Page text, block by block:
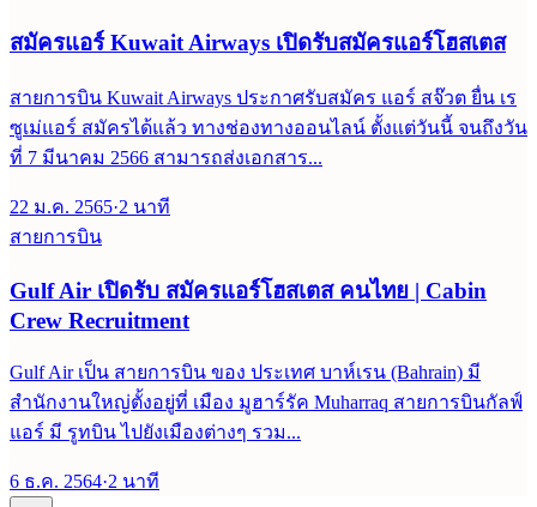
สมัครแอร์ Kuwait Airways เปิดรับสมัครแอร์โฮสเตส
สายการบิน Kuwait Airways ประกาศรับสมัคร แอร์ สจ๊วต ยื่น เร
ซูเม่แอร์ สมัครได้แล้ว ทางช่องทางออนไลน์ ตั้งแต่วันนี้ จนถึงวัน
ที่ 7 มีนาคม 2566 สามารถส่งเอกสาร...
22 ม.ค. 2565·2 นาที
สายการบิน
Gulf Air เปิดรับ สมัครแอร์โฮสเตส คนไทย | Cabin
Crew Recruitment
Gulf Air เป็น สายการบิน ของ ประเทศ บาห์เรน (Bahrain) มี
สำนักงานใหญ่ตั้งอยู่ที่ เมือง มูฮาร์รัค Muharraq สายการบินกัลฟ์
แอร์ มี รูทบิน ไปยังเมืองต่างๆ รวม...
6 ธ.ค. 2564·2 นาที